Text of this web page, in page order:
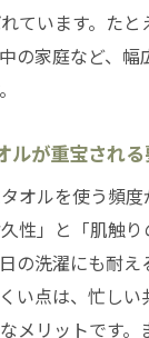
ています。たと
の家庭など、幅
ルが重宝され
オルを使う頻
性」と「肌触
の洗濯にも耐え
い点は、忙し
メリットです。